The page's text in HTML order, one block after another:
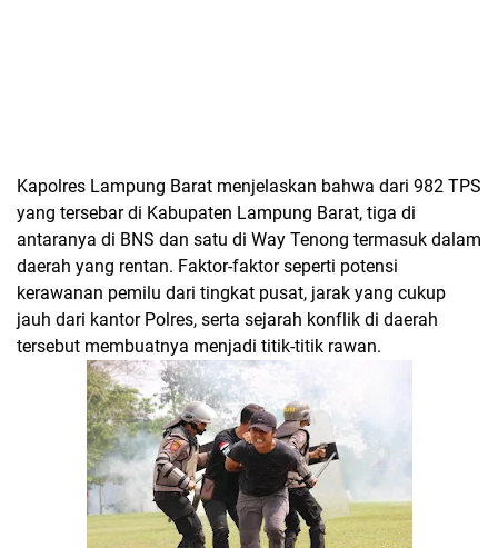
Kapolres Lampung Barat menjelaskan bahwa dari 982 TPS
yang tersebar di Kabupaten Lampung Barat, tiga di
antaranya di BNS dan satu di Way Tenong termasuk dalam
daerah yang rentan. Faktor-faktor seperti potensi
kerawanan pemilu dari tingkat pusat, jarak yang cukup
jauh dari kantor Polres, serta sejarah konflik di daerah
tersebut membuatnya menjadi titik-titik rawan.